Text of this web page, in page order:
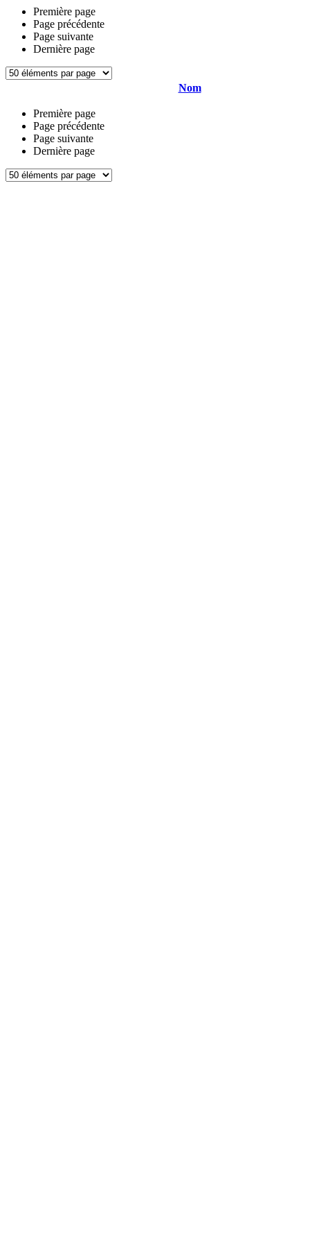
Première page
Page précédente
Page suivante
Dernière page
Nom
Première page
Page précédente
Page suivante
Dernière page